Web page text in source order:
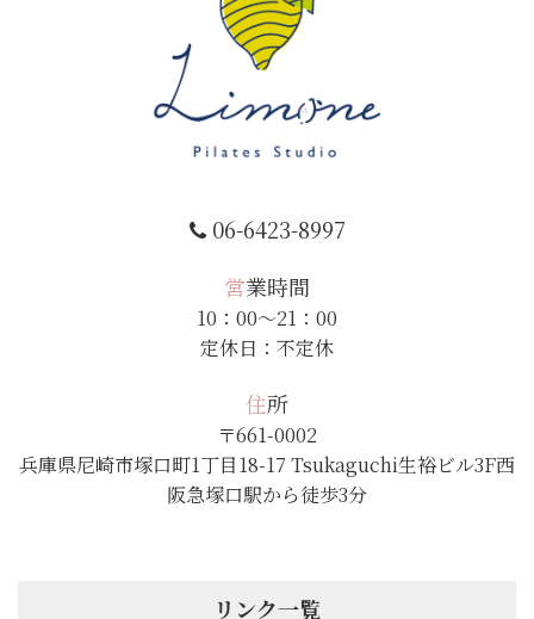
06-6423-8997
営業時間
10：00～21：00
定休日：不定休
住所
〒661-0002
兵庫県尼崎市塚口町1丁目18-17 Tsukaguchi生裕ビル3F西
阪急塚口駅から徒歩3分
リンク一覧